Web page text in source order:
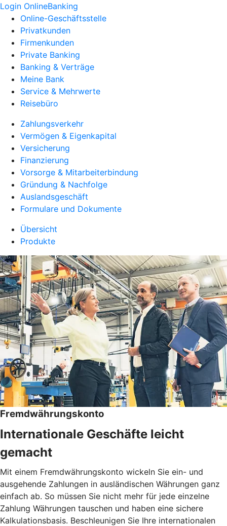
Login OnlineBanking
Online-Geschäftsstelle
Privatkunden
Firmenkunden
Private Banking
Banking & Verträge
Meine Bank
Service & Mehrwerte
Reisebüro
Zahlungsverkehr
Vermögen & Eigenkapital
Versicherung
Finanzierung
Vorsorge & Mitarbeiterbindung
Gründung & Nachfolge
Auslandsgeschäft
Formulare und Dokumente
Übersicht
Produkte
Fremdwährungskonto
Internationale Geschäfte leicht
gemacht
Mit einem Fremdwährungskonto wickeln Sie ein- und
ausgehende Zahlungen in ausländischen Währungen ganz
einfach ab. So müssen Sie nicht mehr für jede einzelne
Zahlung Währungen tauschen und haben eine sichere
Kalkulationsbasis. Beschleunigen Sie Ihre internationalen